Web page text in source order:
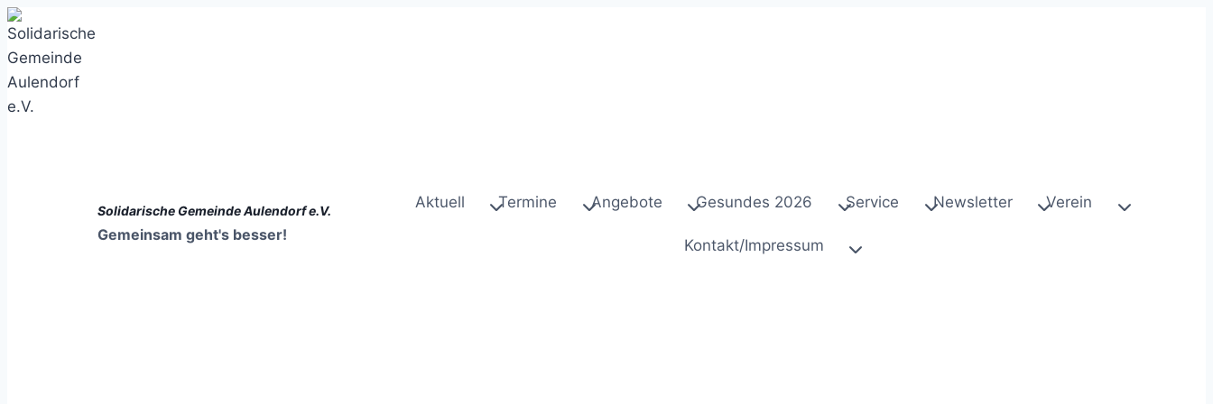
Zum
Inhalt
springen
Solidarische Gemeinde Aulendorf e.V.
Gemeinsam geht's besser!
Aktuell Termine Angebote Gesundes 2026 Service Newsletter Verein
Kontakt/Impressum